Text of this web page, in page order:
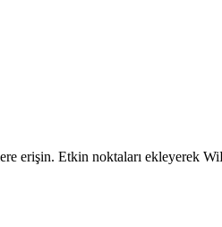
erişin. Etkin noktaları ekleyerek